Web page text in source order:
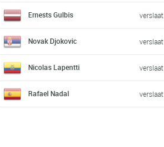
Ernests Gulbis verslaat
Novak Djokovic verslaat
Nicolas Lapentti verslaat
Rafael Nadal verslaat